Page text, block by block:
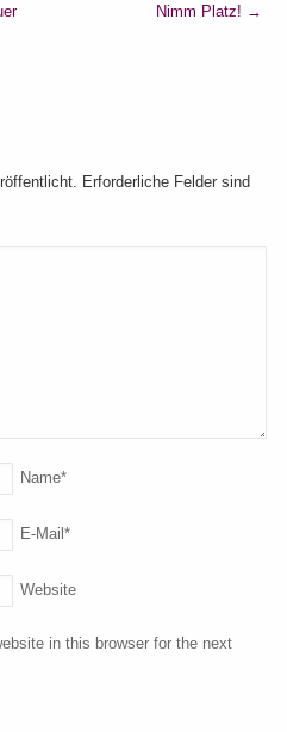
Nimm Platz! →
Erforderliche Felder sind
Name*
E-Mail*
Website
in this browser for the next